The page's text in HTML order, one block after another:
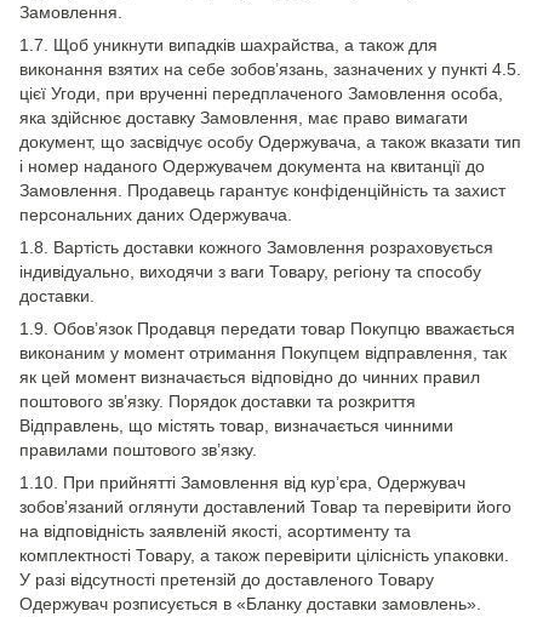
Замовлення.
1.7. Щоб уникнути випадків шахрайства, а також для
виконання взятих на себе зобов’язань, зазначених у пункті 4.5.
цієї Угоди, при врученні передплаченого Замовлення особа,
яка здійснює доставку Замовлення, має право вимагати
документ, що засвідчує особу Одержувача, а також вказати тип
і номер наданого Одержувачем документа на квитанції до
Замовлення. Продавець гарантує конфіденційність та захист
персональних даних Одержувача.
1.8. Вартість доставки кожного Замовлення розраховується
індивідуально, виходячи з ваги Товару, регіону та способу
доставки.
1.9. Обов’язок Продавця передати товар Покупцю вважається
виконаним у момент отримання Покупцем відправлення, так
як цей момент визначається відповідно до чинних правил
поштового зв’язку. Порядок доставки та розкриття
Відправлень, що містять товар, визначається чинними
правилами поштового зв’язку.
1.10. При прийнятті Замовлення від кур’єра, Одержувач
зобов’язаний оглянути доставлений Товар та перевірити його
на відповідність заявленій якості, асортименту та
комплектності Товару, а також перевірити цілісність упаковки.
У разі відсутності претензій до доставленого Товару
Одержувач розписується в «Бланку доставки замовлень».